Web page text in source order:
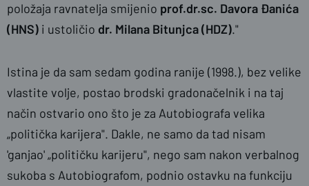
položaja ravnatelja smijenio prof.dr.sc. Davora Đanića
(HNS) i ustoličio dr. Milana Bitunjca (HDZ)."
Istina je da sam sedam godina ranije (1998.), bez velike
vlastite volje, postao brodski gradonačelnik i na taj
način ostvario ono što je za Autobiografa velika
„politička karijera". Dakle, ne samo da tad nisam
'ganjao' „političku karijeru", nego sam nakon verbalnog
sukoba s Autobiografom, podnio ostavku na funkciju